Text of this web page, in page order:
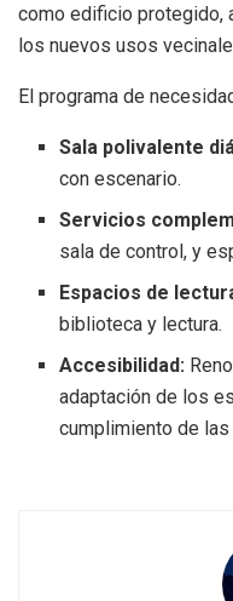
como edificio protegido,
los nuevos usos
El programa de
Sala polivalente
con escenario.
Servicios
sala de control, y
Espacios de
biblioteca y lectura.
Accesibilidad:
adaptación de los
cumplimiento de